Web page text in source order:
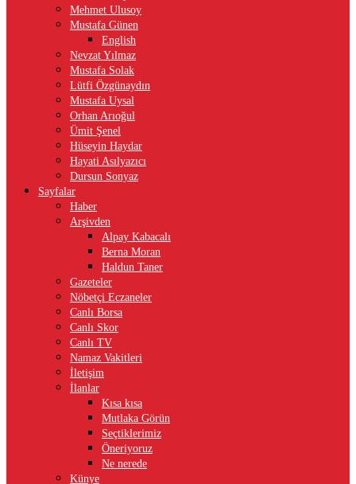
Mehmet Ulusoy
Mustafa Günen
English
Nevzat Yılmaz
Mustafa Solak
Lütfi Özgünaydın
Mustafa Uysal
Orhan Arıoğul
Ümit Şenel
Hüseyin Haydar
Hayati Asılyazıcı
Dursun Sonyaz
Sayfalar
Haber
Arşivden
Alpay Kabacalı
Berna Moran
Haldun Taner
Gazeteler
Nöbetçi Eczaneler
Canlı Borsa
Canlı Skor
Canlı TV
Namaz Vakitleri
İletişim
İlanlar
Kısa kısa
Mutlaka Görün
Seçtiklerimiz
Öneriyoruz
Ne nerede
Künye